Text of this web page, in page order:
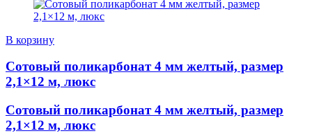
В корзину
Сотовый поликарбонат 4 мм желтый, размер
2,1×12 м, люкс
Сотовый поликарбонат 4 мм желтый, размер
2,1×12 м, люкс